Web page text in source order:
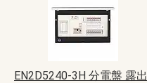
EN2D5240-3H 分電盤 露出